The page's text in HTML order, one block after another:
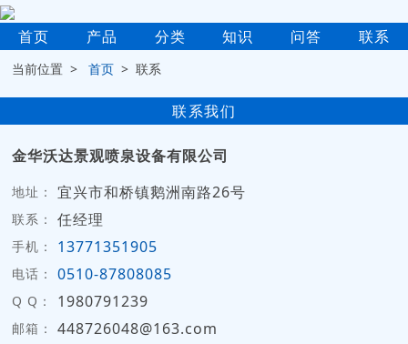
首页 产品 分类 知识 问答 联系
当前位置 >首页 > 联系
联系我们
金华沃达景观喷泉设备有限公司
地址： 宜兴市和桥镇鹅洲南路26号
联系： 任经理
手机： 13771351905
电话： 0510-87808085
Q Q： 1980791239
邮箱： 448726048@163.com